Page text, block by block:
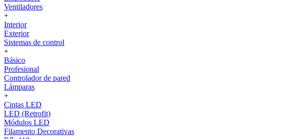
Ventiladores
+
Interior
Exterior
Sistemas de control
+
Básico
Profesional
Controlador de pared
Lámparas
+
Cintas LED
LED (Retrofit)
Módulos LED
Filamento Decorativas